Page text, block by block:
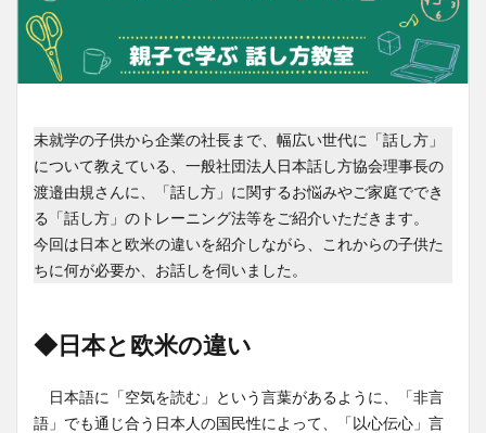
未就学の子供から企業の社長まで、幅広い世代に「話し方」
について教えている、一般社団法人日本話し方協会理事長の
渡邉由規さんに、「話し方」に関するお悩みやご家庭ででき
る「話し方」のトレーニング法等をご紹介いただきます。
今回は日本と欧米の違いを紹介しながら、これからの子供た
ちに何が必要か、お話しを伺いました。
◆日本と欧米の違い
日本語に「空気を読む」という言葉があるように、「非言
語」でも通じ合う日本人の国民性によって、「以心伝心」言